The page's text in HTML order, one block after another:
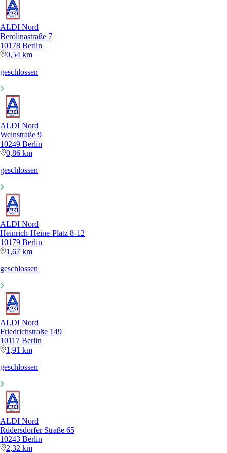
ALDI Nord
Berolinastraße 7
10178 Berlin
0,54 km
geschlossen
ALDI Nord
Weinstraße 9
10249 Berlin
0,86 km
geschlossen
ALDI Nord
Heinrich-Heine-Platz 8-12
10179 Berlin
1,67 km
geschlossen
ALDI Nord
Friedrichstraße 149
10117 Berlin
1,91 km
geschlossen
ALDI Nord
Rüdersdorfer Straße 65
10243 Berlin
2,32 km